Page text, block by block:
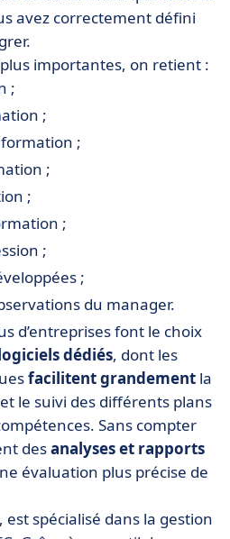
avez correctement défini
importantes, on retient :
;
;
;
;
;
;
;
;
du manager.
d’entreprises font le choix
dédiés, dont les
facilitent grandement la
le suivi des différents plans
Sans compter
desanalyses et rapports
évaluation plus précise de
spécialisé dans la gestion